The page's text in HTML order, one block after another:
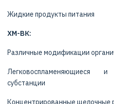
Жидкие продукты питания
ХМ-ВК:
Различные модификации
Легковоспламеняющиеся
субстанции
Концентрированные щелочные